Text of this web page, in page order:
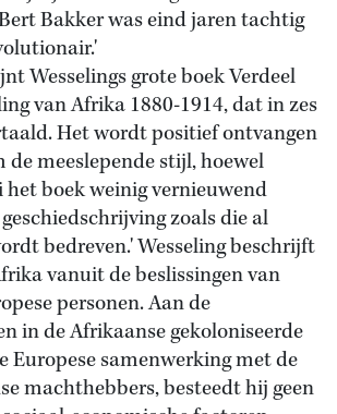
Bakker was eind jaren tachtig
Wesselings grote boek Verdeel
van Afrika 1880-1914, dat in zes
Het wordt positief ontvangen
de meeslepende stijl, hoewel
boek weinig vernieuwend
zoals die al
bedreven.' Wesseling beschrijft
vanuit de beslissingen van
personen. Aan de
in de Afrikaanse gekoloniseerde
Europese samenwerking met de
machthebbers, besteedt hij geen